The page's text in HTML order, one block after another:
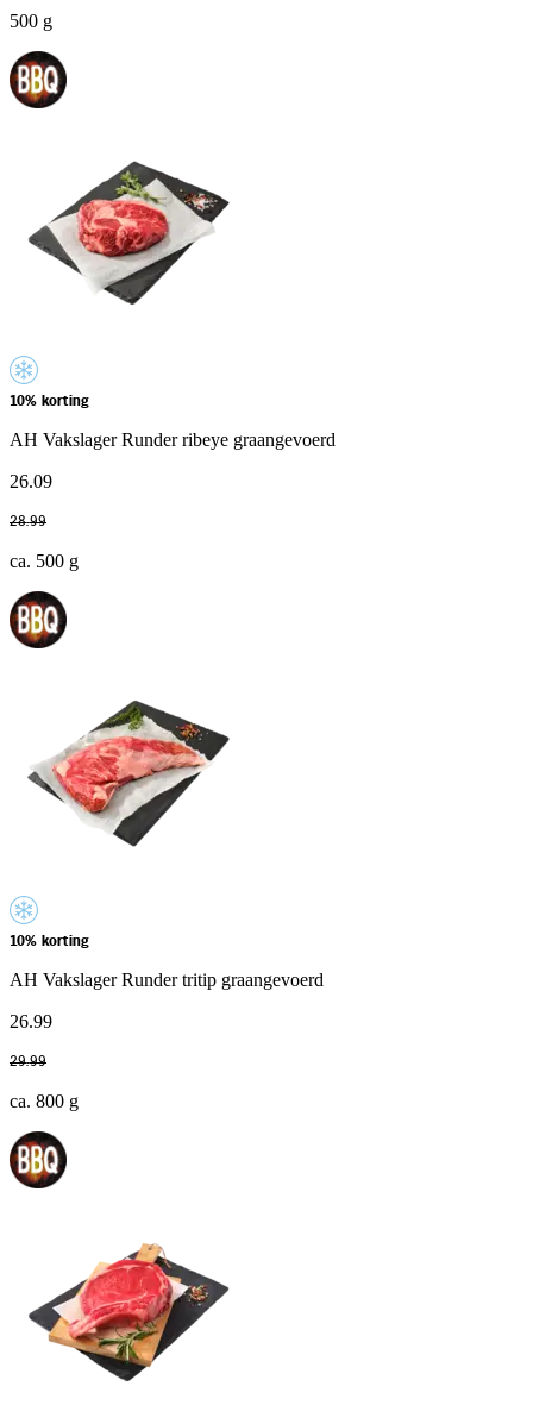
500 g
10% korting
AH Vakslager Runder ribeye graangevoerd
26.09
28.99
ca. 500 g
10% korting
AH Vakslager Runder tritip graangevoerd
26.99
29.99
ca. 800 g